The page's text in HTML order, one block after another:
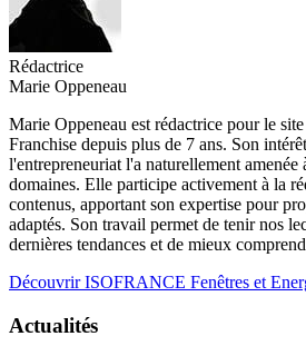
Rédactrice
Marie Oppeneau
Marie Oppeneau est rédactrice pour le
Franchise depuis plus de 7 ans. Son
l'entrepreneuriat l'a naturellement amenée
domaines. Elle participe activement à la
contenus, apportant son expertise pour
adaptés. Son travail permet de tenir nos
dernières tendances et de mieux
Découvrir ISOFRANCE Fenêtres et
Actualités